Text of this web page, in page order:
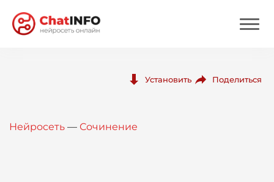
Вход
Установить Поделиться
Нейросеть — Сочинение